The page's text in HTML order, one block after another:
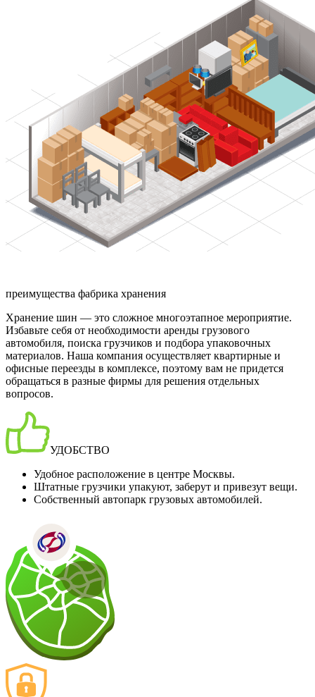
преимущества фабрика хранения
Хранение шин — это сложное многоэтапное мероприятие.
Избавьте себя от необходимости аренды грузового
автомобиля, поиска грузчиков и подбора упаковочных
материалов. Наша компания осуществляет квартирные и
офисные переезды в комплексе, поэтому вам не придется
обращаться в разные фирмы для решения отдельных
вопросов.
УДОБСТВО
Удобное расположение в центре Москвы.
Штатные грузчики упакуют, заберут и привезут вещи.
Собственный автопарк грузовых автомобилей.